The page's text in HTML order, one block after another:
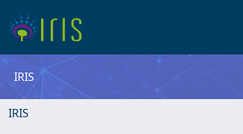
IRIS
IRIS